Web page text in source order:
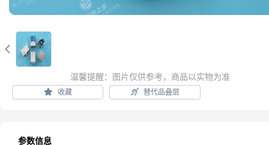

温馨提醒：图片仅供参考，商品以实物为准
收藏 替代品叠层
参数信息